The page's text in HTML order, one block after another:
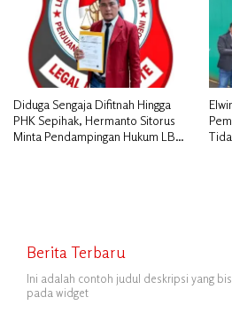
Diduga Sengaja Difitnah Hingga
PHK Sepihak, Hermanto Sitorus
Minta Pendampingan Hukum LBH
Berita Terbaru
Ini adalah contoh judul deskripsi yang
pada widget